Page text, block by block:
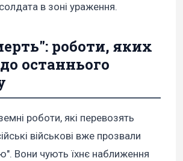
в зоні ураження.
роботи, яких
останнього
роботи, які перевозять
військові вже прозвали
Вони чують їхнє наближення